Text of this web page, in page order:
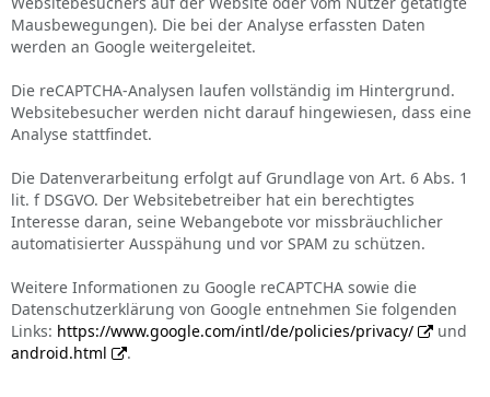
Mausbewegungen). Die bei der Analyse erfassten Daten
werden an Google weitergeleitet.
Die reCAPTCHA-Analysen laufen vollständig im Hintergrund.
Websitebesucher werden nicht darauf hingewiesen, dass eine
Analyse stattfindet.
Die Datenverarbeitung erfolgt auf Grundlage von Art. 6 Abs. 1
lit. f DSGVO. Der Websitebetreiber hat ein berechtigtes
Interesse daran, seine Webangebote vor missbräuchlicher
automatisierter Ausspähung und vor SPAM zu schützen.
Weitere Informationen zu Google reCAPTCHA sowie die
Datenschutzerklärung von Google entnehmen Sie folgenden
Links: https://www.google.com/intl/de/policies/privacy/
und
android.html
.